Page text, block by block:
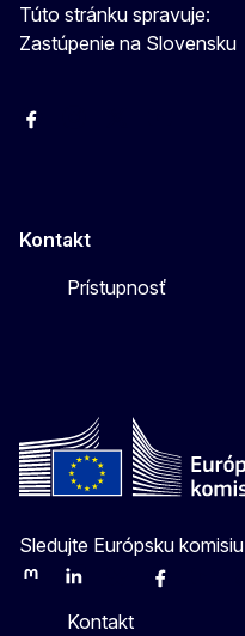
Túto stránku spravuje:
Zastúpenie na Slovensku
Facebook
Kontakt
Prístupnosť
Sledujte Európsku komisiu
MastodonLinkedInBlueskyFacebook
Kontakt